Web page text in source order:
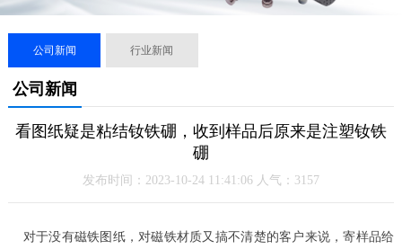
公司新闻 行业新闻
公司新闻
看图纸疑是粘结钕铁硼，收到样品后原来是注塑钕铁
硼
发布时间：2023-10-24 11:41:06 人气：3157
对于没有磁铁图纸，对磁铁材质又搞不清楚的客户来说，寄样品给